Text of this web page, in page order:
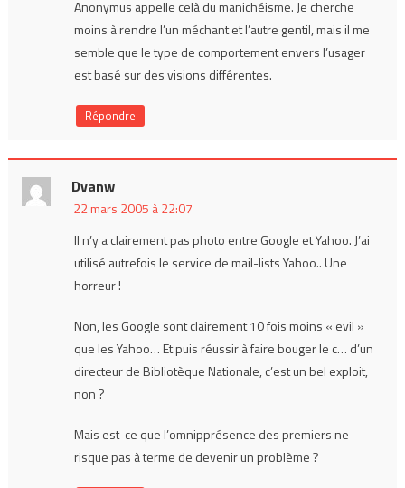
Anonymus appelle celà du manichéisme. Je cherche
moins à rendre l’un méchant et l’autre gentil, mais il me
semble que le type de comportement envers l’usager
est basé sur des visions différentes.
Répondre
Dvanw
22 mars 2005 à 22:07
Il n’y a clairement pas photo entre Google et Yahoo. J’ai
utilisé autrefois le service de mail-lists Yahoo.. Une
horreur !
Non, les Google sont clairement 10 fois moins « evil »
que les Yahoo… Et puis réussir à faire bouger le c… d’un
directeur de Bibliotèque Nationale, c’est un bel exploit,
non ?
Mais est-ce que l’omnipprésence des premiers ne
risque pas à terme de devenir un problème ?